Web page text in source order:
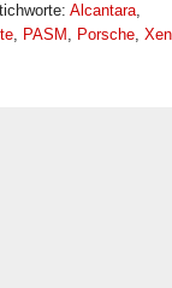
Alcantara,
, PASM , Porsche,